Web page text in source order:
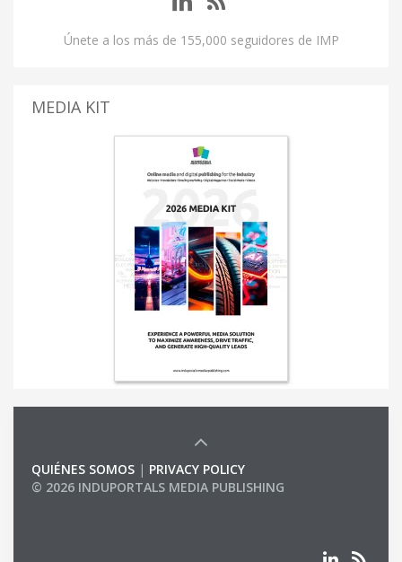
Únete a los más de 155,000 seguidores de IMP
MEDIA KIT
QUIÉNES SOMOS | PRIVACY POLICY
© 2026 INDUPORTALS MEDIA PUBLISHING